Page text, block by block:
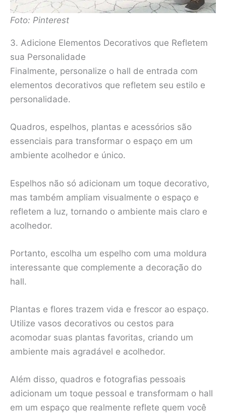
Foto: Pinterest
3. Adicione Elementos Decorativos que Refletem
sua Personalidade
Finalmente, personalize o hall de entrada com
elementos decorativos que refletem seu estilo e
personalidade.
Quadros, espelhos, plantas e acessórios são
essenciais para transformar o espaço em um
ambiente acolhedor e único.
Espelhos não só adicionam um toque decorativo,
mas também ampliam visualmente o espaço e
refletem a luz, tornando o ambiente mais claro e
acolhedor.
Portanto, escolha um espelho com uma moldura
interessante que complemente a decoração do
hall.
Plantas e flores trazem vida e frescor ao espaço.
Utilize vasos decorativos ou cestos para
acomodar suas plantas favoritas, criando um
ambiente mais agradável e acolhedor.
Além disso, quadros e fotografias pessoais
adicionam um toque pessoal e transformam o hall
em um espaço que realmente reflete quem você